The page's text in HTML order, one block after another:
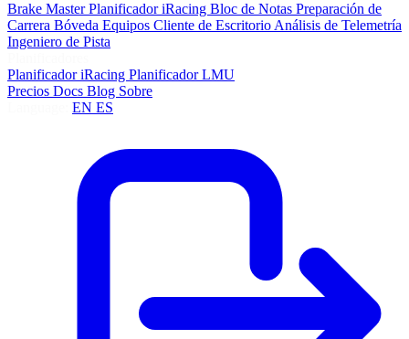
Brake MasterPlanificador iRacing Bloc de Notas Preparación de
Carrera Bóveda Equipos Cliente de Escritorio Análisis de Telemetría
Ingeniero de Pista
Planificador iRacing Planificador LMU
Precios Docs Blog Sobre
EN ES